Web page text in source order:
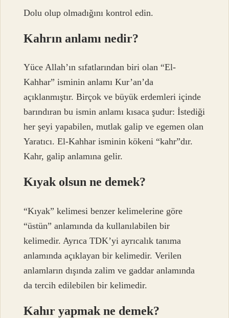
Dolu olup olmadığını kontrol edin.
Kahrın anlamı nedir?
Yüce Allah’ın sıfatlarından biri olan “El-
Kahhar” isminin anlamı Kur’an’da
açıklanmıştır. Birçok ve büyük erdemleri içinde
barındıran bu ismin anlamı kısaca şudur: İstediği
her şeyi yapabilen, mutlak galip ve egemen olan
Yaratıcı. El-Kahhar isminin kökeni “kahr”dır.
Kahr, galip anlamına gelir.
Kıyak olsun ne demek?
“Kıyak” kelimesi benzer kelimelerine göre
“üstün” anlamında da kullanılabilen bir
kelimedir. Ayrıca TDK’yi ayrıcalık tanıma
anlamında açıklayan bir kelimedir. Verilen
anlamların dışında zalim ve gaddar anlamında
da tercih edilebilen bir kelimedir.
Kahır yapmak ne demek?